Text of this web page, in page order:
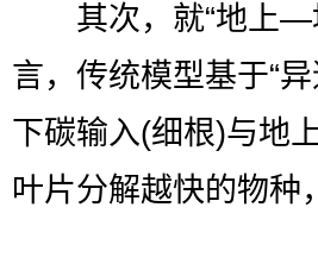
其次，就“地上—
言，传统模型基于“
下碳输入(细根)与地
叶片分解越快的物种